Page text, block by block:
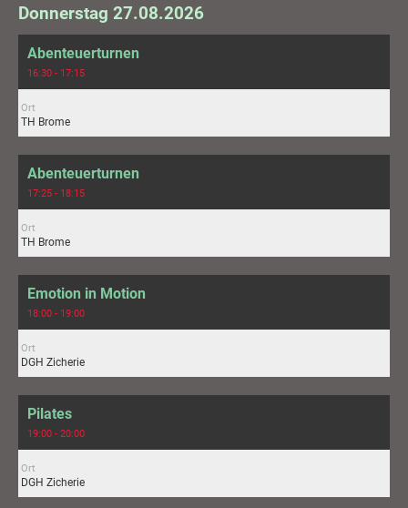
Donnerstag 27.08.2026
Abenteuerturnen
16:30 - 17:15
Ort
TH Brome
Abenteuerturnen
17:25 - 18:15
Ort
TH Brome
Emotion in Motion
18:00 - 19:00
Ort
DGH Zicherie
Pilates
19:00 - 20:00
Ort
DGH Zicherie